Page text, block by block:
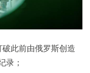
此前由俄罗斯创造
录；